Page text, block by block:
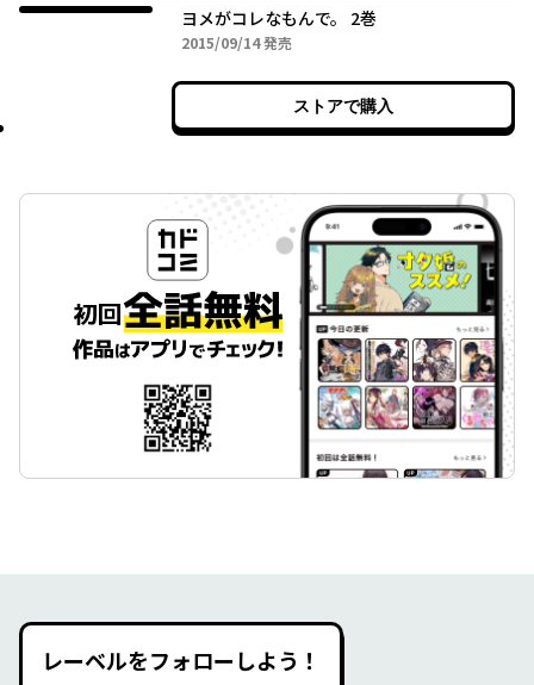
ヨメがコレなもんで。 2巻
2015/09/142015年09月14日
発売
ストアで購入
レーベルをフォローしよう！